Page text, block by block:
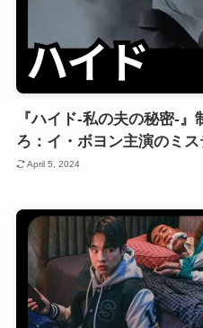
『ハイド-私の夫の秘密-
ろ：イ・ボヨン主演のミ
April 5, 2024